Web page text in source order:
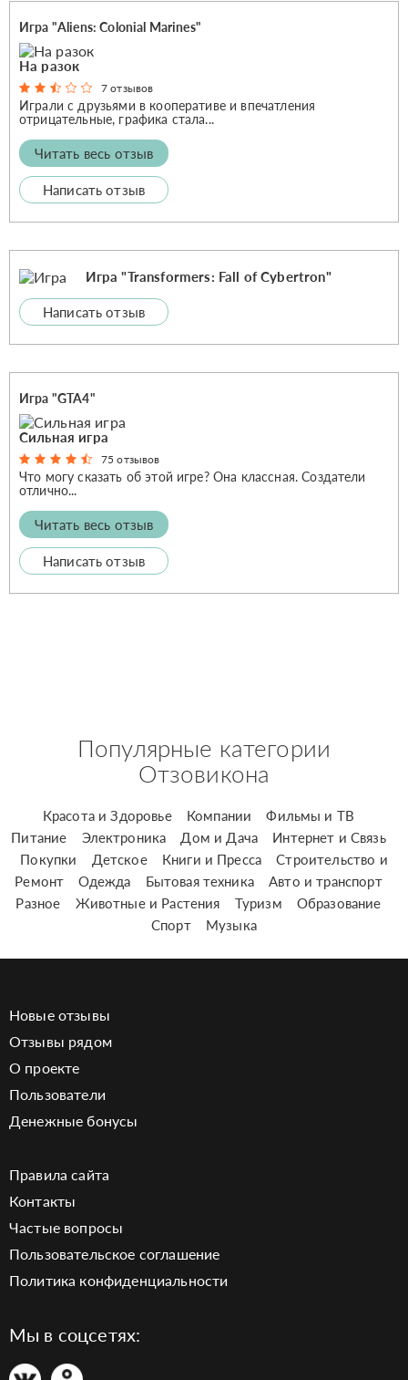
Игра "Aliens: Colonial Marines"
На разок
7 отзывов
Играли с друзьями в кооперативе и впечатления
отрицательные, графика стала...
Читать весь отзыв
Написать отзыв
Игра "Transformers: Fall of Cybertron"
Написать отзыв
Игра "GTA4"
Сильная игра
75 отзывов
Что могу сказать об этой игре? Она классная. Создатели
отлично...
Читать весь отзыв
Написать отзыв
Популярные категории
Отзовикона
Красота и Здоровье Компании
Фильмы и ТВ
Питание
Электроника Дом и Дача
Интернет и Связь
Покупки
Детское Книги и Пресса
Строительство и
Ремонт
Одежда Бытовая техника
Авто и транспорт
Разное
Животные и Растения Туризм
Образование
Спорт
Музыка
Новые отзывы
Отзывы рядом
О проекте
Пользователи
Денежные бонусы
Правила сайта
Контакты
Частые вопросы
Пользовательское соглашение
Политика конфиденциальности
Мы в соцсетях: